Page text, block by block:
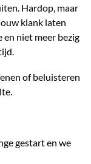
Hardop, maar
klank laten
en niet meer bezig
of beluisteren
gestart en we